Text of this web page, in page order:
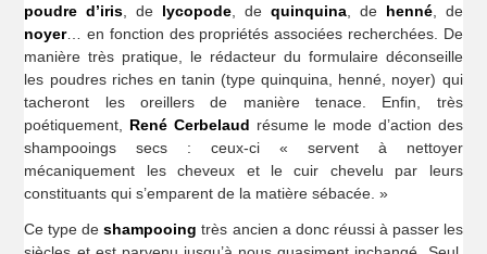
poudre d’iris , de lycopode , de quinquina, de henné, de
noyer… en fonction des propriétés associées recherchées. De
manière très pratique, le rédacteur du formulaire déconseille
les poudres riches en tanin (type quinquina, henné, noyer) qui
tacheront les oreillers de manière tenace. Enfin, très
poétiquement, René Cerbelaud résume le mode d’action des
shampooings secs : ceux-ci « servent à nettoyer
mécaniquement les cheveux et le cuir chevelu par leurs
constituants qui s’emparent de la matière sébacée. »
Ce type deshampooing très ancien a donc réussi à passer les